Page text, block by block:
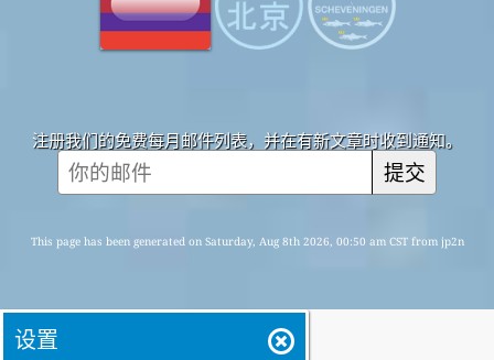
注册我们的免费每月邮件列表，并在有新文章时收到通知。
提交
This page has been generated on Saturday, Aug 8th 2026, 00:50 am CST from jp2n
设置